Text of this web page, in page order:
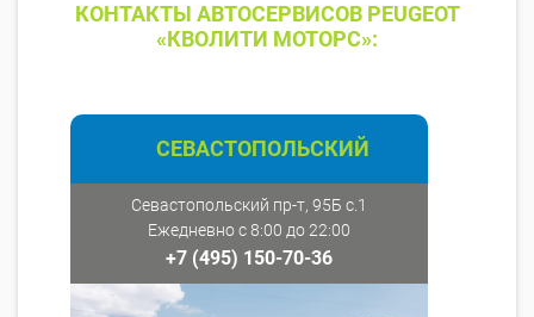
КОНТАКТЫ АВТОСЕРВИСОВ PEUGEOT
«КВОЛИТИ МОТОРС»:
СЕВАСТОПОЛЬСКИЙ
Севастопольский пр-т, 95Б с.1
Ежедневно с 8:00 до 22:00
+7 (495) 150-70-36